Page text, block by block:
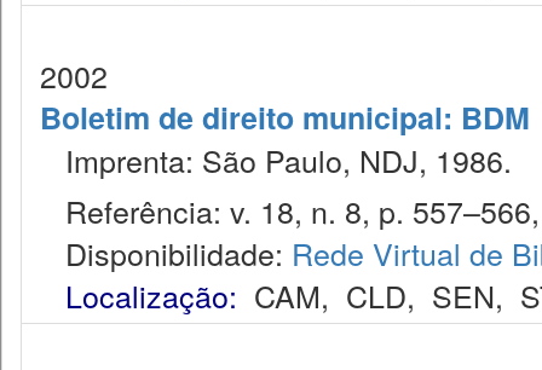
2002
Boletim de direito municipal: BDM
Imprenta: São Paulo, NDJ, 1986.
Referência: v. 18, n. 8, p.
Disponibilidade: Rede Virtual de
Localização: CAM, CLD, SEN,